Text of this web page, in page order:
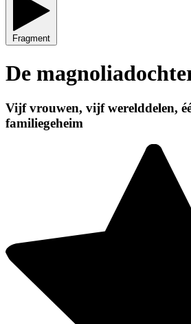
Fragment
De
Vijf vrouwen, vijf werelddelen,
familiegeheim